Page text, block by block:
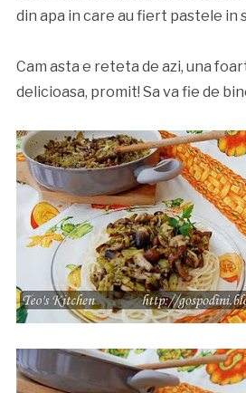
din apa in care au fiert pastele in
Cam asta e reteta de azi, una
delicioasa, promit! Sa va fie de